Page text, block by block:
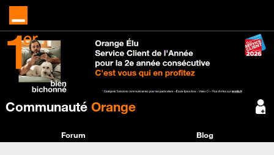
Communauté Orange
Forum Blog